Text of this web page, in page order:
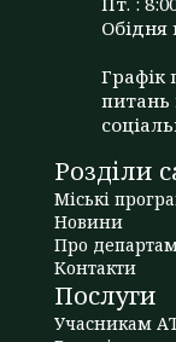
Обідня
Графік
питань
Розділи
Міські
Новини
Про
Контакти
Послуги
Учасникам